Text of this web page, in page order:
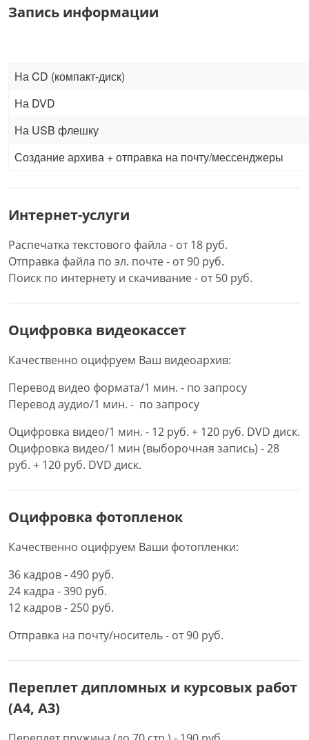
Запись информации
На CD (компакт-диск)
На DVD
На USB флешку
Создание архива + отправка на почту/мессенджеры
Интернет-услуги
Распечатка текстового файла - от 18 руб.
Отправка файла по эл. почте - от 90 руб.
Поиск по интернету и скачивание - от 50 руб.
Оцифровка видеокассет
Качественно оцифруем Ваш видеоархив:
Перевод видео формата/1 мин. - по запросу
Перевод аудио/1 мин. - по запросу
Оцифровка видео/1 мин. - 12 руб. + 120 руб. DVD диск.
Оцифровка видео/1 мин (выборочная запись) - 28
руб. + 120 руб. DVD диск.
Оцифровка фотопленок
Качественно оцифруем Ваши фотопленки:
36 кадров - 490 руб.
24 кадра - 390 руб.
12 кадров - 250 руб.
Отправка на почту/носитель - от 90 руб.
Переплет дипломных и курсовых работ
(А4, А3)